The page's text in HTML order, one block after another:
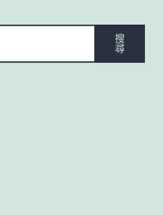
搜
尋